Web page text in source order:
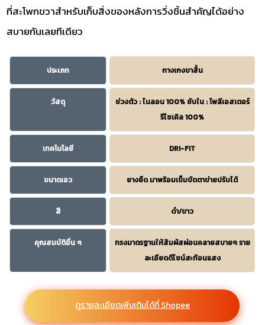
ที่สะโพกขวาสำหรับเก็บสิ่งของหลังการวิ่งชิ้นสำคัญได้อย่าง
สบายกันเลยทีเดียว
ประเภท กางเกงขาสั้น
วัสดุ
ช่วงตัว : ไนลอน 100% ซับใน : โพลีเอสเตอร์
รีไซเคิล 100%
เทคโนโลยี DRI-FIT
ขนาดเอว ยางยืด มาพร้อมเข็มขัดตาข่ายปรับได้
สี ดำ/ขาว
คุณสมบัติอื่น ๆ
ทรงมาตรฐานให้สัมผัสผ่อนคลายสบายๆ ราย
ละเอียดดีไซน์สะท้อนแสง
ดูรายละเอียดเพิ่มเติมได้ที่ Shopee